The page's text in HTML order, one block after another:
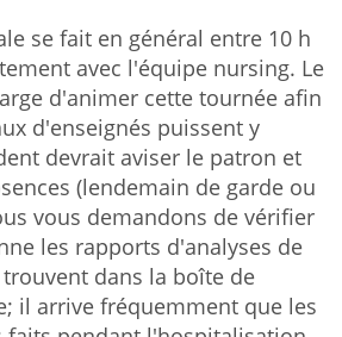
se fait en général entre 10 h
avec l'équipe nursing. Le
d'animer cette tournée afin
d'enseignés puissent y
devrait aviser le patron et
(lendemain de garde ou
vous demandons de vérifier
les rapports d'analyses de
dans la boîte de
il arrive fréquemment que les